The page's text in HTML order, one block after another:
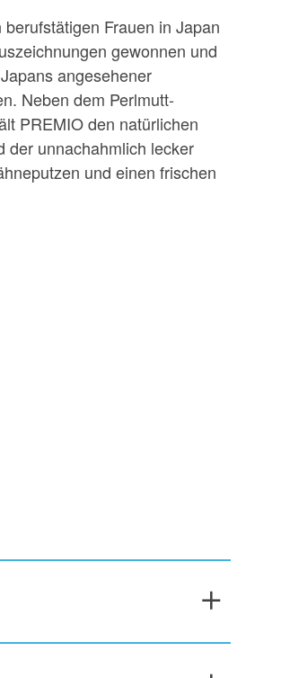
Frauen in Japan
gewonnen und
angesehener
Neben dem Perlmutt-
PREMIO den natürlichen
der unnachahmlich lecker
und einen frischen